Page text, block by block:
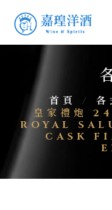
首頁 / 各
皇家禮炮
ROYAL
CASK